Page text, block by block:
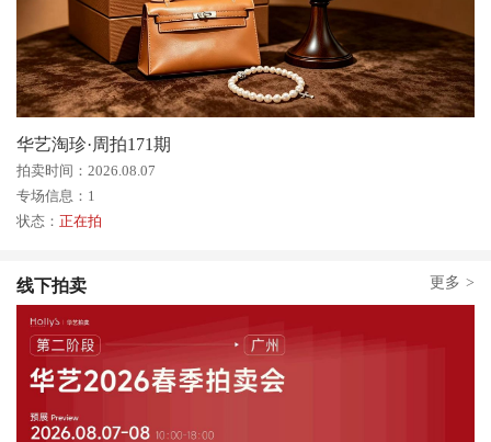
华艺淘珍·周拍171期
拍卖时间：2026.08.07
专场信息：1
状态： 正在拍
线下拍卖 更多 >